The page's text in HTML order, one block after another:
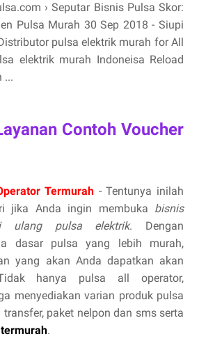
› Seputar Bisnis Pulsa Skor:
Pulsa Murah 30 Sep 2018 - Siupi
pulsa elektrik murah for All
elektrik murah Indoneisa Reload
...
Contoh Voucher
Termurah - Tentunya inilah
jika Anda ingin membuka bisnis
ulang pulsa elektrik. Dengan
dasar pulsa yang lebih murah,
yang akan Anda dapatkan akan
hanya pulsa all operator,
menyediakan varian produk pulsa
paket nelpon dan sms serta
.